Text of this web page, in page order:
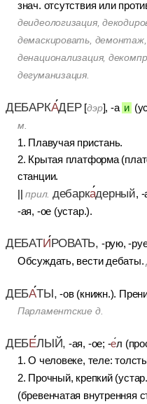
знач. отсутствия или
деидеологизация,
демаскировать,
денационализация,
дегуманизация.
ДЕБАРКАДЕР[дэр], -а и
м.
1. Плавучая пристань.
2. Крытая платформа
станции.
||прил. дебаркадерный, -
-ая, -ое (устар.).
ДЕБАТИРОВАТЬ, -рую, -
Обсуждать, вести дебаты.
ДЕБАТЫ, -ов (книжн.).
Парламентские д.
ДЕБЕЛЫЙ, -ая, -ое; -ел
1. О человеке, теле:
2. Прочный, крепкий
(бревенчатая внутренняя